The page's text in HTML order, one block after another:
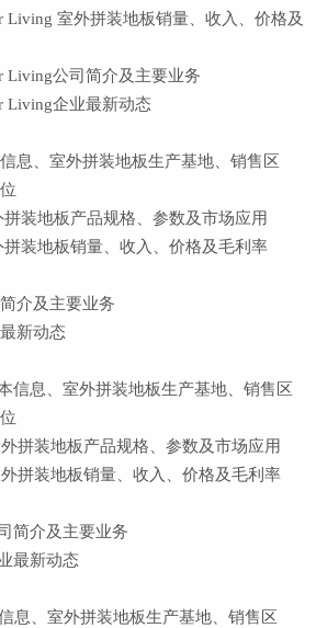
Living 室外拼装地板销量、收入、价格及
Living公司简介及主要业务
Living企业最新动态
息、室外拼装地板生产基地、销售区
拼装地板产品规格、参数及市场应用
拼装地板销量、收入、价格及毛利率
介及主要业务
新动态
信息、室外拼装地板生产基地、销售区
外拼装地板产品规格、参数及市场应用
外拼装地板销量、收入、价格及毛利率
简介及主要业务
最新动态
息、室外拼装地板生产基地、销售区